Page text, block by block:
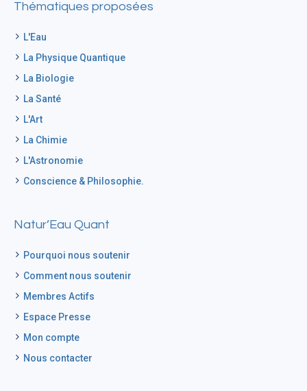
Thématiques proposées
L'Eau
La Physique Quantique
La Biologie
La Santé
L'Art
La Chimie
L'Astronomie
Conscience & Philosophie.
Natur’Eau Quant
Pourquoi nous soutenir
Comment nous soutenir
Membres Actifs
Espace Presse
Mon compte
Nous contacter